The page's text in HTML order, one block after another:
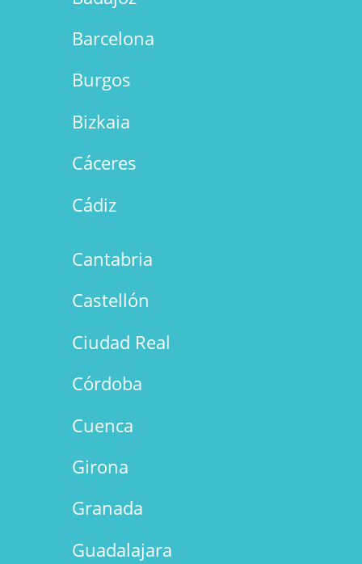
Barcelona
Burgos
Bizkaia
Cáceres
Cádiz
Cantabria
Castellón
Ciudad Real
Córdoba
Cuenca
Girona
Granada
Guadalajara